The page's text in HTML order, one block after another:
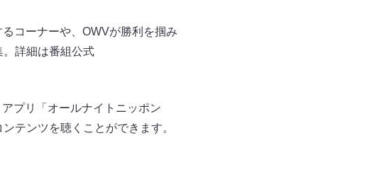
コーナーや、OWVが勝利を掴み
詳細は番組公式
プリ「オールナイトニッポン
テンツを聴くことができます。